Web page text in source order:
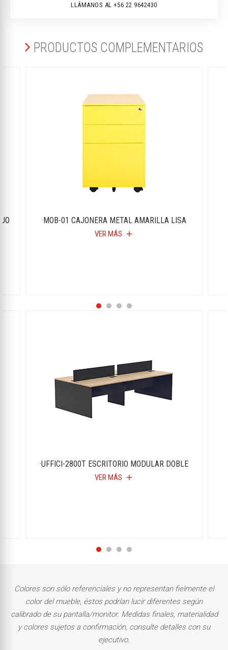
LLÁMANOS AL +56 22 9642430
PRODUCTOS COMPLEMENTARIOS
·MOB-01 CAJONERA METAL AMARILLA LISA
VER MÁS add
·UFFICI-2800T ESCRITORIO MODULAR DOBLE
VER MÁS add
Colores son sólo referenciales y no representan fielmente el
color del mueble, éstos podrían lucir diferentes según
calibrado de su pantalla/monitor. Medidas finales, materialidad
y colores sujetos a confirmación, consulte detalles con su
ejecutivo.